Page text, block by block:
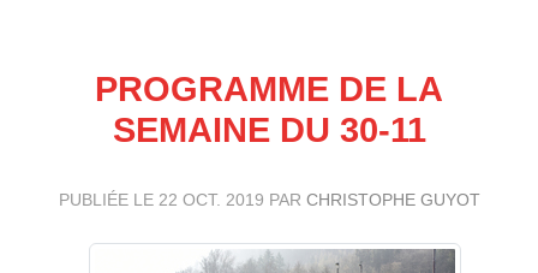
PROGRAMME DE LA
SEMAINE DU 30-11
PUBLIÉE LE 22 OCT. 2019 PAR CHRISTOPHE GUYOT